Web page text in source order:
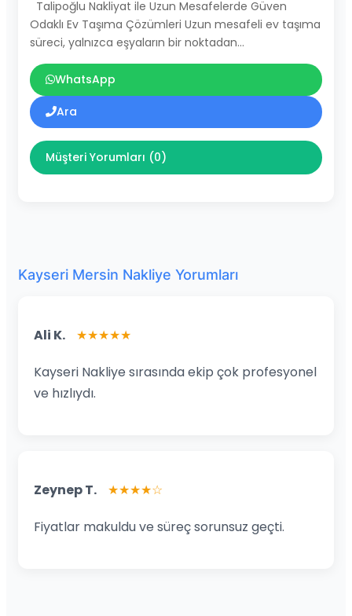
Talipoğlu Nakliyat ile Uzun Mesafelerde Güven
Odaklı Ev Taşıma Çözümleri Uzun mesafeli ev taşıma
süreci, yalnızca eşyaların bir noktadan…
WhatsApp
Ara
Müşteri Yorumları (0)
Kayseri Mersin Nakliye Yorumları
Ali K. ★★★★★
Kayseri Nakliye sırasında ekip çok profesyonel
ve hızlıydı.
Zeynep T. ★★★★☆
Fiyatlar makuldu ve süreç sorunsuz geçti.